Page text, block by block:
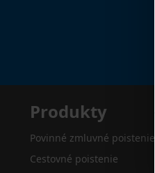
Produkty
Povinné zmluvné poistenie
Cestovné poistenie